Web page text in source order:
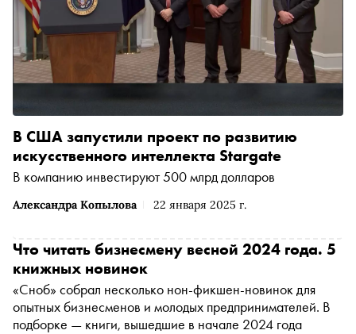
Александра Копылова 22 января 2025 г.
В США запустили проект по развитию
искусственного интеллекта Stargate
В компанию инвестируют 500 млрд долларов
Что читать бизнесмену весной 2024 года. 5
книжных новинок
«Сноб» собрал несколько нон-фикшен-новинок для
опытных бизнесменов и молодых предпринимателей. В
подборке — книги, вышедшие в начале 2024 года